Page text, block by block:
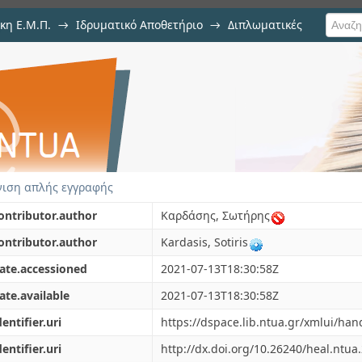
Ε.Μ.Π. → Ιδρυματικό Αποθετήριο → Διπλωματικές
περιουσιακών στοιχείων
Αξίας στην
απλής εγγραφής
Καρδάσης, Σωτήρης
Kardasis, Sotiris
2021-07-13T18:30:58Z
2021-07-13T18:30:58Z
https://dspace.lib.ntua.gr/xmlui/
http://dx.doi.org/10.26240/